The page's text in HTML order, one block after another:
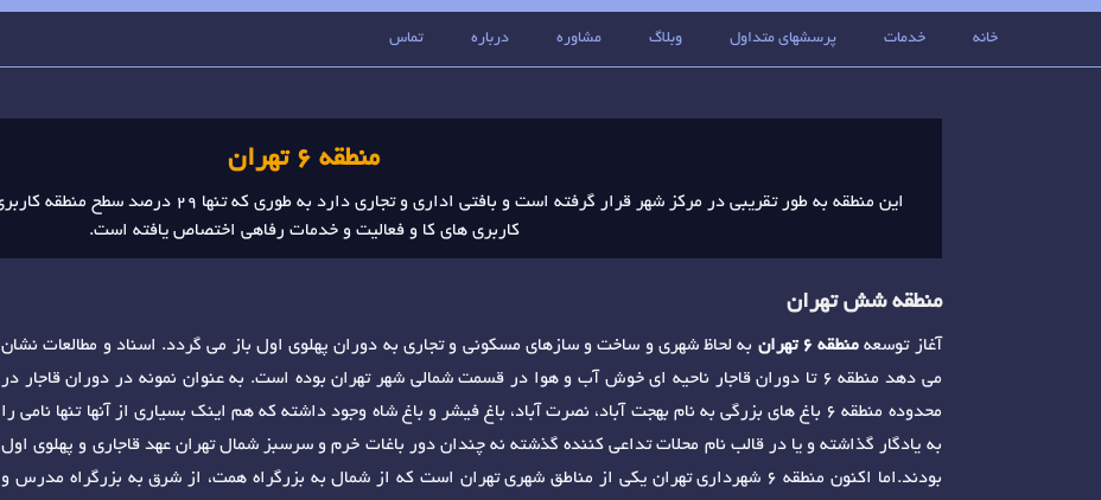
خانه خدمات پرسشهای متداول وبلاگ مشاوره درباره تماس
منطقه 6 تهران
کاربری های کا و فعالیت و خدمات رفاهی اختصاص یافته است.
منطقه شش تهران
آغاز توسعه منطقه 6 تهران
به لحاظ شهری و ساخت و سازهای مسکونی و تجاری به دوران پهلوی اول باز می گردد. اسناد و مطالعات نشان
می دهد منطقه 6 تا دوران قاجار ناحیه ای خوش آب و هوا در قسمت شمالی شهر تهران بوده است. به عنوان نمونه در دوران قاجار در
محدوده منطقه 6 باغ های بزرگی به نام بهجت آباد، نصرت آباد، باغ فیشر و باغ شاه وجود داشته که هم اینک بسیاری از آنها تنها نامی را
به یادگار گذاشته و یا در قالب نام محلات تداعی کننده گذشته نه چندان دور باغات خرم و سرسبز شمال تهران عهد قاجاری و پهلوی اول
بودند.اما اکنون منطقه 6 شهرداری تهران یکی از مناطق شهری تهران است که از شمال به بزرگراه همت، از شرق به بزرگراه مدرس و